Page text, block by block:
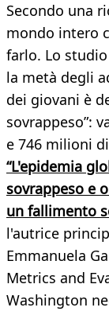
Secondo una
mondo intero
farlo. Lo studio
la metà degli
dei giovani è
sovrappeso”:
e 746 milioni
“L'epidemia
sovrappeso e
un fallimento
l'autrice
Emmanuela
Metrics and
Washington